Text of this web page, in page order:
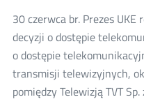
30 czerwca br. Prezes
decyzji o dostępie
o dostępie
transmisji telewizyjnych,
pomiędzy Telewizją TVT